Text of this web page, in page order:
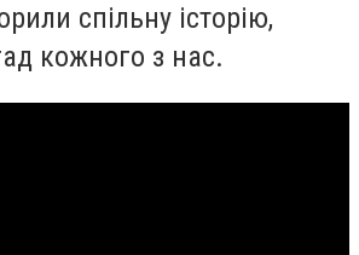
спільну історію,
кожного з нас.